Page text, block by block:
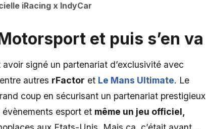
iRacing x IndyCar
et puis s’en va
signé un partenariat d’exclusivité avec
autres rFactor et Le Mans Ultimate. Le
coup en sécurisant un partenariat prestigieux
évènements esport et même un jeu officiel,